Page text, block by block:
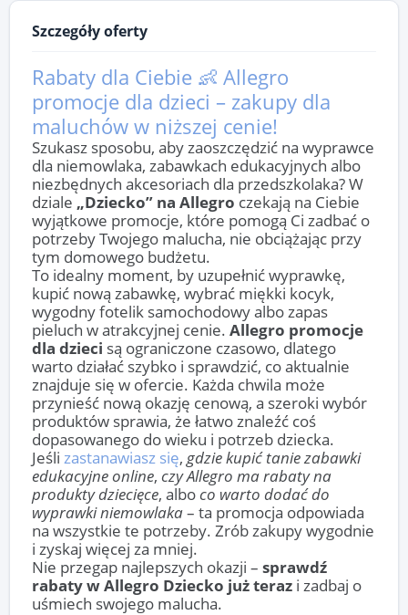
Szczegóły oferty
Rabaty dla Ciebie 👶 Allegro
promocje dla dzieci – zakupy dla
maluchów w niższej cenie!
Szukasz sposobu, aby zaoszczędzić na wyprawce
dla niemowlaka, zabawkach edukacyjnych albo
niezbędnych akcesoriach dla przedszkolaka? W
dziale „Dziecko” na Allegro czekają na Ciebie
wyjątkowe promocje, które pomogą Ci zadbać o
potrzeby Twojego malucha, nie obciążając przy
tym domowego budżetu.
To idealny moment, by uzupełnić wyprawkę,
kupić nową zabawkę, wybrać miękki kocyk,
wygodny fotelik samochodowy albo zapas
pieluch w atrakcyjnej cenie. Allegro promocje
dla dzieci są ograniczone czasowo, dlatego
warto działać szybko i sprawdzić, co aktualnie
znajduje się w ofercie. Każda chwila może
przynieść nową okazję cenową, a szeroki wybór
produktów sprawia, że łatwo znaleźć coś
dopasowanego do wieku i potrzeb dziecka.
Jeśli zastanawiasz się, gdzie kupić tanie zabawki
edukacyjne online, czy Allegro ma rabaty na
produkty dziecięce, alboco warto dodać do
wyprawki niemowlaka– ta promocja odpowiada
na wszystkie te potrzeby. Zrób zakupy wygodnie
i zyskaj więcej za mniej.
Nie przegap najlepszych okazji – sprawdź
rabaty w Allegro Dziecko już teraz i zadbaj o
uśmiech swojego malucha.